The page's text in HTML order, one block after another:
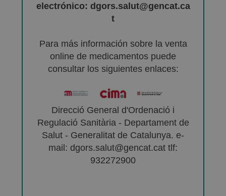
electrónico: dgors.salut@gencat.ca
t
Para más información sobre la venta
online de medicamentos puede
consultar los siguientes enlaces:
Direcció General d'Ordenació i
Regulació Sanitària - Departament de
Salut - Generalitat de Catalunya. e-
mail: dgors.salut@gencat.cat tlf:
932272900